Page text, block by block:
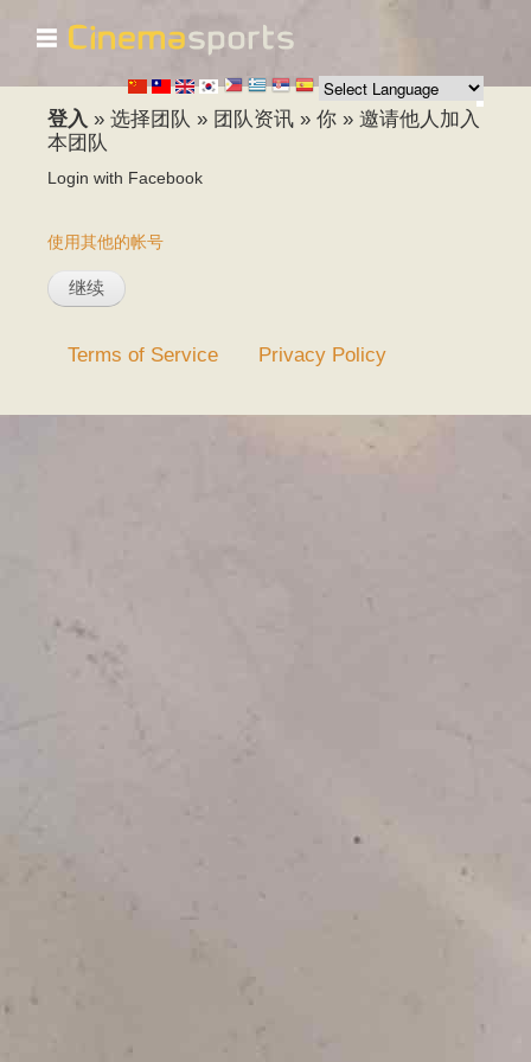
跳
转
到
容
☰
登入 » 选择团队 » 团队资讯 » 你 » 邀请他人加入
本团队
Login with Facebook
使用其他的帐号
Terms of Service Privacy Policy